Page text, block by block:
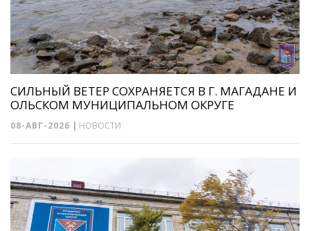
СИЛЬНЫЙ ВЕТЕР СОХРАНЯЕТСЯ В Г. МАГАДАНЕ И
ОЛЬСКОМ МУНИЦИПАЛЬНОМ ОКРУГЕ
08-АВГ-2026 | НОВОСТИ